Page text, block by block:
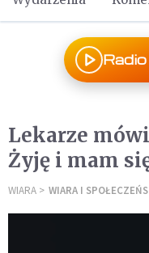
Lekarze
Żyję i mam
WIARA WIARA I